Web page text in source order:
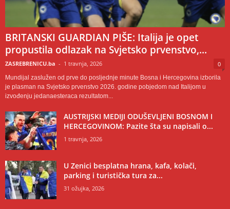
BRITANSKI GUARDIAN PIŠE: Italija je opet
propustila odlazak na Svjetsko prvenstvo,...
ZASREBRENICU.ba - 1 travnja, 2026 0
Mundijal zaslužen od prve do posljednje minute Bosna i Hercegovina izborila
je plasman na Svjetsko prvenstvo 2026. godine pobjedom nad Italijom u
izvođenju jedanaesteraca rezultatom...
AUSTRIJSKI MEDIJI ODUŠEVLJENI BOSNOM I
HERCEGOVINOM: Pazite šta su napisali o...
1 travnja, 2026
U Zenici besplatna hrana, kafa, kolači,
parking i turistička tura za...
31 ožujka, 2026